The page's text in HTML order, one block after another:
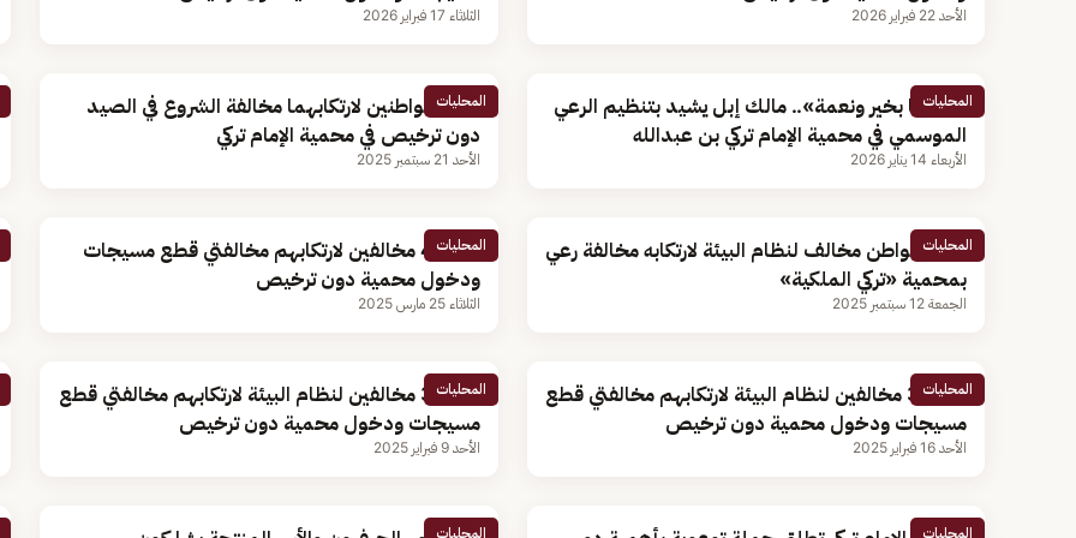
الأحد 22 فبراير 2026 الثلاثاء 17 فبراير 2026
المحليات
«حلالنا بخير ونعمة».. مالك إبل يشيد بتنظيم الرعي
الموسمي في محمية الإمام تركي بن عبدالله
الأربعاء 14 يناير 2026
المحليات
ضبط مواطنين لارتكابهما مخالفة الشروع في الصيد
دون ترخيص في محمية الإمام تركي
الأحد 21 سبتمبر 2025
المحليات
ضبط مواطن مخالف لنظام البيئة لارتكابه مخالفة رعي
بمحمية «تركي الملكية»
الجمعة 12 سبتمبر 2025
المحليات
ضبط 4 مخالفين لارتكابهم مخالفتي قطع مسيجات
ودخول محمية دون ترخيص
الثلاثاء 25 مارس 2025
المحليات
ضبط 3 مخالفين لنظام البيئة لارتكابهم مخالفتي قطع
مسيجات ودخول محمية دون ترخيص
الأحد 16 فبراير 2025
المحليات
ضبط 3 مخالفين لنظام البيئة لارتكابهم مخالفتي قطع
مسيجات ودخول محمية دون ترخيص
الأحد 9 فبراير 2025
المحليات المحليات